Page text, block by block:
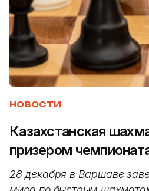
НОВОСТИ
Казахстанская
призером
28 декабря в Варшаве